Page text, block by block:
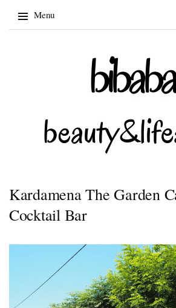
Menu
Kardamena The Garden
Cocktail Bar